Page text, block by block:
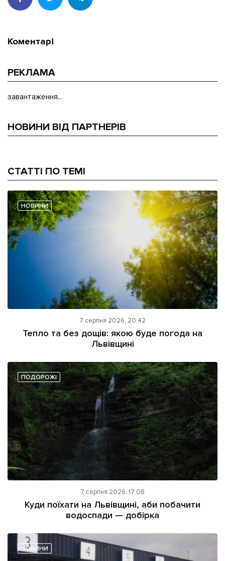
Коментарі
РЕКЛАМА
завантаження...
НОВИНИ ВІД ПАРТНЕРІВ
СТАТТІ ПО ТЕМІ
НОВИНИ
7 серпня 2026, 20:42
Тепло та без дощів: якою буде погода на
Львівщині
ПОДОРОЖІ
7 серпня 2026, 17:08
Куди поїхати на Львівщині, аби побачити
водоспади — добірка
НОВИНИ